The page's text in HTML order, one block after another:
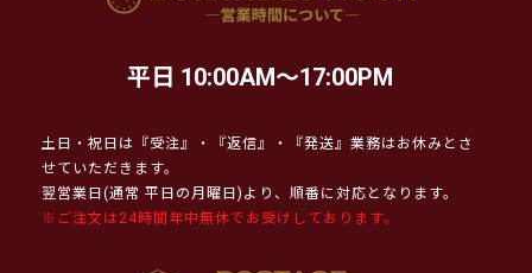
平日 10:00AM～17:00PM
土日・祝日は『受注』・『返信』・『発送』業務はお休みとさ
せていただきます。
翌営業日(通常 平日の月曜日)より、順番に対応となります。
※ご注文は24時間年中無休でお受けしております。